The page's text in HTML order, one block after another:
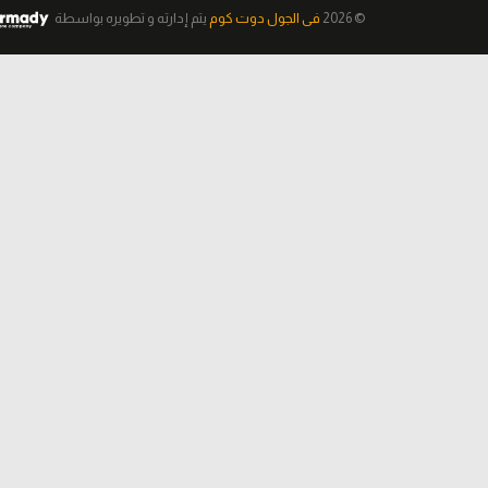
© 2026 فى الجول دوت كوم يتم إدارته و تطويره بواسطة